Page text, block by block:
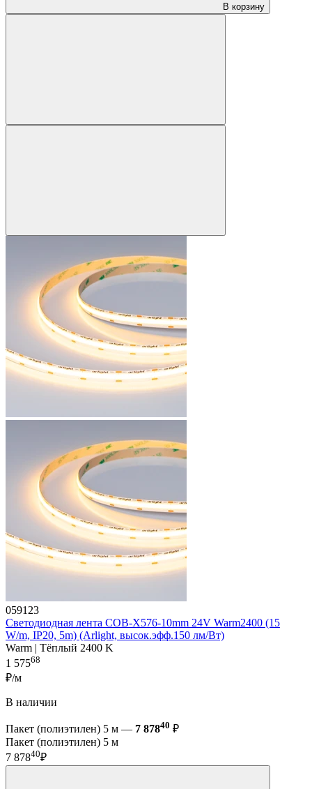
В корзину
059123
Светодиодная лента COB-X576-10mm 24V Warm2400 (15
W/m, IP20, 5m) (Arlight, высок.эфф.150 лм/Вт)
Warm | Тёплый 2400 K
1 57568
₽/м
В наличии
Пакет (полиэтилен) 5 м — 7 87840 ₽
Пакет (полиэтилен) 5 м
7 87840₽